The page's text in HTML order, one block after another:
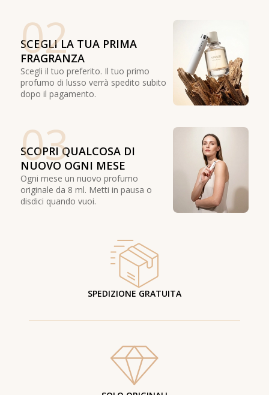
02
SCEGLI LA TUA PRIMA
FRAGRANZA
Scegli il tuo preferito. Il tuo primo
profumo di lusso verrà spedito subito
dopo il pagamento.
03
SCOPRI QUALCOSA DI
NUOVO OGNI MESE
Ogni mese un nuovo profumo
originale da 8 ml. Metti in pausa o
disdici quando vuoi.
SPEDIZIONE GRATUITA